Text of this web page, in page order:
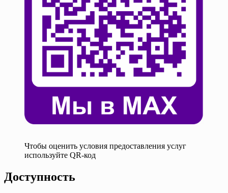
Чтобы оценить условия предоставления услуг
используйте QR-код
Доступность